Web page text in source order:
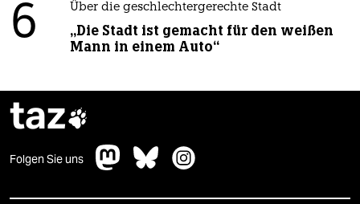
6 Über die geschlechtergerechte Stadt
„Die Stadt ist gemacht für den weißen
Mann in einem Auto“
taz
Folgen Sie uns